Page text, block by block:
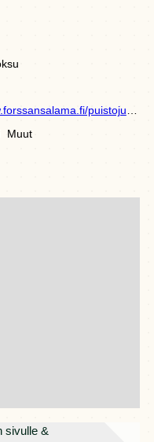
puistojuoksu/
Muut
sivulle &